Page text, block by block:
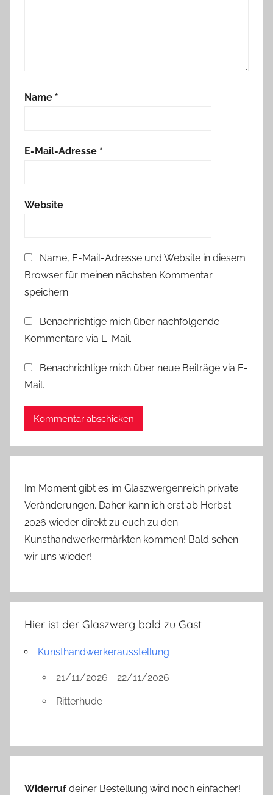
c
e
Name *
E-Mail-Adresse *
Website
Name, E-Mail-Adresse und Website in diesem
Browser für meinen nächsten Kommentar
speichern.
Benachrichtige mich über nachfolgende
Kommentare via E-Mail.
Benachrichtige mich über neue Beiträge via E-
Mail.
Im Moment gibt es im Glaszwergenreich private
Veränderungen. Daher kann ich erst ab Herbst
2026 wieder direkt zu euch zu den
Kunsthandwerkermärkten kommen! Bald sehen
wir uns wieder!
Hier ist der Glaszwerg bald zu Gast
Kunsthandwerkerausstellung
21/11/2026 - 22/11/2026
Ritterhude
Widerrufdeiner Bestellung wird noch einfacher!